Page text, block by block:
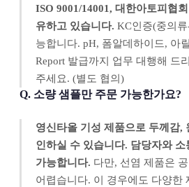
ISO 9001/14001, 대한아토피협
유하고 있습니다. KC인증(중의
능합니다. pH, 폼알데하이드, 아
Report 발급까지 업무 대행해 드
주세요. (별도 협의)
Q. 소량 샘플만 주문 가능한가요?
영신타올 기성 제품으로 두께감,
인하실 수 있습니다. 담당자와 소
가능합니다. 다만, 선염 제품은
어렵습니다. 이 경우에도 다양한